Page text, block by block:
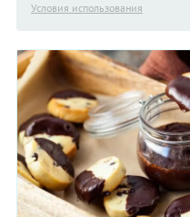
Условия использования